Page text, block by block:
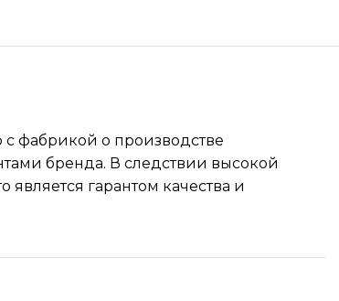
с фабрикой о производстве
бренда. В следствии высокой
гарантом качества и